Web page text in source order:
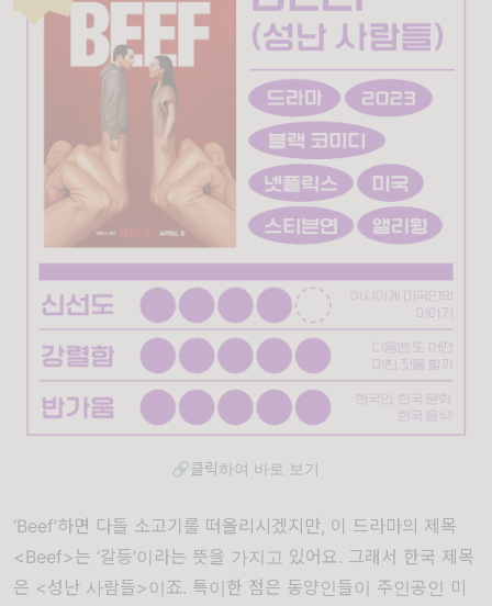
🔗클릭하여 바로 보기
‘Beef’하면 다들 소고기를 떠올리시겠지만, 이 드라마의 제목
<Beef>는 ‘갈등’이라는 뜻을 가지고 있어요. 그래서 한국 제목
은 <성난 사람들>이죠. 특이한 점은 동양인들이 주인공인 미